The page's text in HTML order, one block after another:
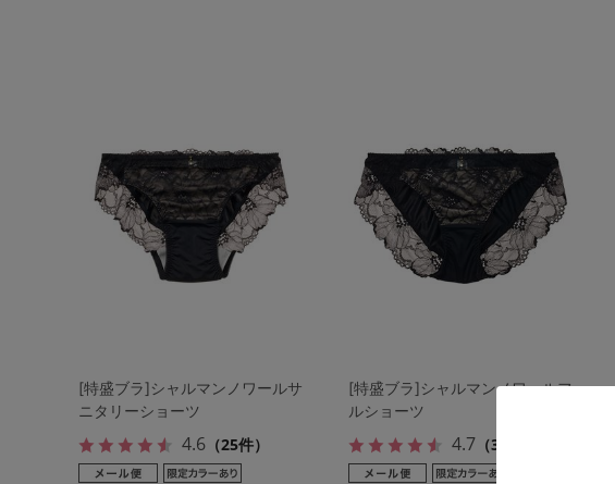
[特盛ブラ]シャルマンノワールサ
ニタリーショーツ
4.6 （25件）
[特盛ブラ]シャルマンノワールフ
ルショーツ
4.7（341件）